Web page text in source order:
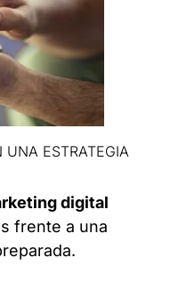
UNA ESTRATEGIA
digital
frente a una